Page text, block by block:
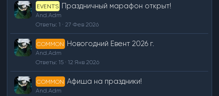
EVENT'S Праздничный марафон открыт!
And.Adm
Ответы 1 27 Фев 2026
COMMON Новогодний Евент 2026 г.
And.Adm
Ответы 15 12 Янв 2026
COMMON Афиша на праздники!
And.Adm